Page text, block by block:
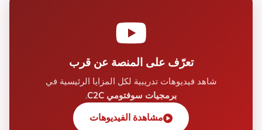
تعرّف على المنصة عن قرب
شاهد فيديوهات تدريبية لكل المزايا الرئيسية في
برمجيات سوفتومي C2C
.
مشاهدة الفيديوهات